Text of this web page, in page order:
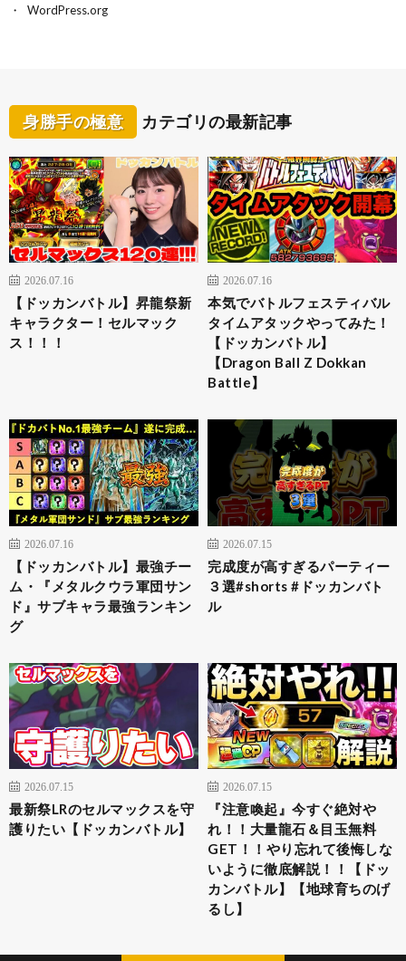
WordPress.org
身勝手の極意 カテゴリの最新記事
2026.07.16
【ドッカンバトル】昇龍祭新
キャラクター！セルマック
ス！！！
2026.07.16
本気でバトルフェスティバル
タイムアタックやってみた！
【ドッカンバトル】
【Dragon Ball Z Dokkan
Battle】
2026.07.16
【ドッカンバトル】最強チー
ム・『メタルクウラ軍団サン
ド』サブキャラ最強ランキン
グ
2026.07.15
完成度が高すぎるパーティー
３選#shorts #ドッカンバト
ル
2026.07.15
最新祭LRのセルマックスを守
護りたい【ドッカンバトル】
2026.07.15
『注意喚起』今すぐ絶対や
れ！！大量龍石＆目玉無料
GET！！やり忘れて後悔しな
いように徹底解説！！【ドッ
カンバトル】【地球育ちのげ
るし】